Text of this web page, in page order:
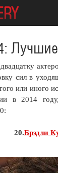
сил в
или иного
в 2014 году,
20.Брэдли